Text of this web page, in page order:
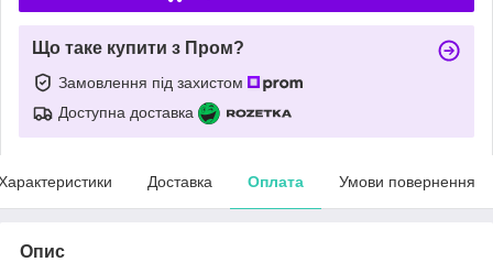
Що таке купити з Пром?
Замовлення під захистом
Доступна доставка
Доставка Оплата Умови повернення
Опис